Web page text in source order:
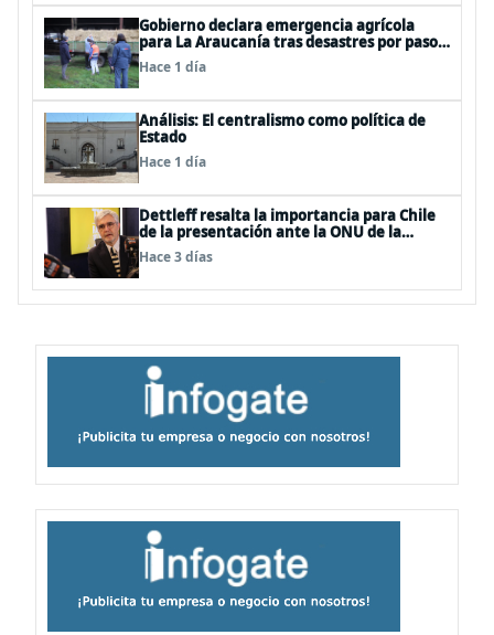
Gobierno declara emergencia agrícola
para La Araucanía tras desastres por pasos
de sistemas frontales
Hace 1 día
Análisis: El centralismo como política de
Estado
Hace 1 día
Dettleff resalta la importancia para Chile
de la presentación ante la ONU de la
Plataforma Continental Extendida del
Archipiélago Juan Fernández
Hace 3 días